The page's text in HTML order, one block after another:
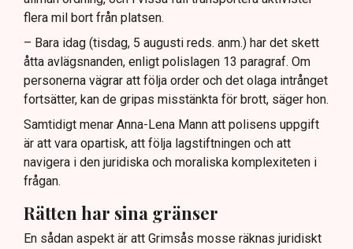
flera mil bort från platsen.
– Bara idag (tisdag, 5 augusti reds. anm.) har det skett
åtta avlägsnanden, enligt polislagen 13 paragraf. Om
personerna vägrar att följa order och det olaga intrånget
fortsätter, kan de gripas misstänkta för brott, säger hon.
Samtidigt menar Anna-Lena Mann att polisens uppgift
är att vara opartisk, att följa lagstiftningen och att
navigera i den juridiska och moraliska komplexiteten i
frågan.
Rätten har sina gränser
En sådan aspekt är att Grimsås mosse räknas juridiskt